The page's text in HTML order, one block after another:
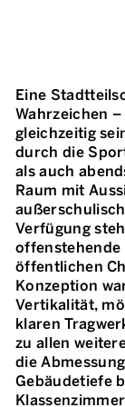
Eine
Wahrzeichen
gleichzeitig
durch die
als auch
Raum mit
Verfügung
öffentlichen
Konzeption
Vertikalität,
klaren
zu allen
die
Gebäudetiefe